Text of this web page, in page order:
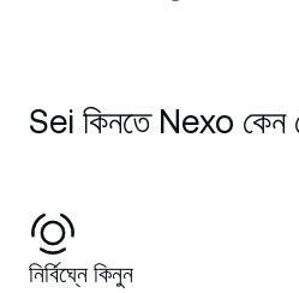
Sei কিনতে Nexo কেন
নির্বিঘ্নে কিনুন